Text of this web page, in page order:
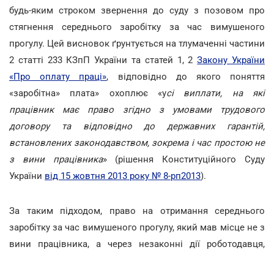
будь-яким строком звернення до суду з позовом про
стягнення середнього заробітку за час вимушеного
прогулу. Цей висновок ґрунтується на тлумаченні частини
2 статті 233 КЗпП України та статей 1, 2Закону України
«Про оплату праці», відповідно до якого поняття
«заробітна» плата» охоплює «усі виплати, на які
працівник має право згідно з умовами трудового
договору та відповідно до державних гарантій,
встановлених законодавством, зокрема і час простою не
з вини працівника» (рішення Конституційного Суду
України від 15 жовтня 2013 року № 8-рп2013).
За таким підходом, право на отримання середнього
заробітку за час вимушеного прогулу, який мав місце не з
вини працівника, а через незаконні дії роботодавця,